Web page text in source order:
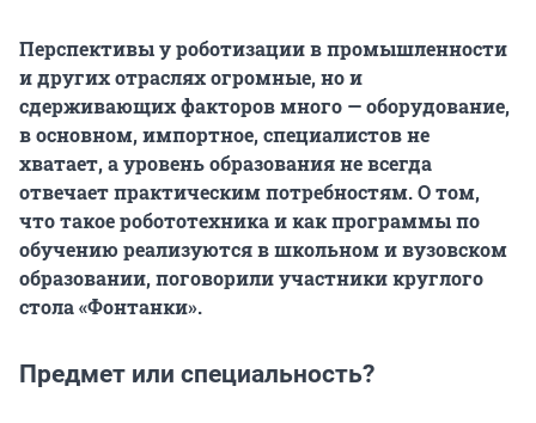
Перспективы у роботизации в промышленности
и других отраслях огромные, но и
сдерживающих факторов много — оборудование,
в основном, импортное, специалистов не
хватает, а уровень образования не всегда
отвечает практическим потребностям. О том,
что такое робототехника и как программы по
обучению реализуются в школьном и вузовском
образовании, поговорили участники круглого
стола «Фонтанки».
Предмет или специальность?